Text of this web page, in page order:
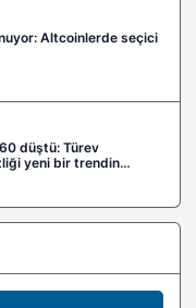
Altcoinlerde seçici
düştü: Türev
yeni bir trendin